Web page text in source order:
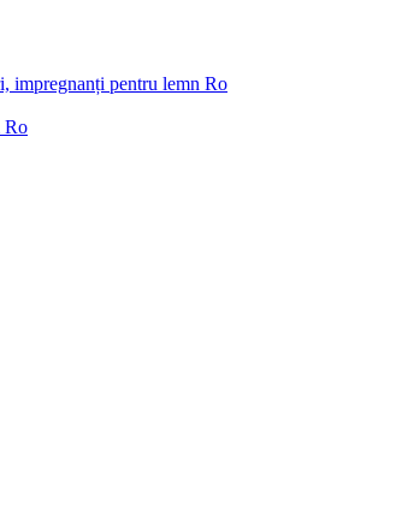
impregnanți pentru lemn Ro
Ro